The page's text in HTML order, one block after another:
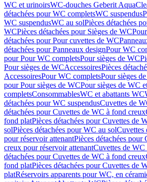
WC et urinoirsWC-douches Geberit
détachées pour WC completsWC suspendus
WC suspendusWC au solPièces détachées
WCPièces détachées pour Sièges de WC
détachées pour Pour cuvettes de WC
détachées pour Panneaux designPour WC
pour Pour WC completsPour sièges de WC
Pour sièges de WCAccessoiresPièces
AccessoiresPour WC completsPour sièges
pour Pour sièges de WCPour sièges de WC
completsConsommablesWC et abattants WC
détachées pour WC suspendusCuvettes de
détachées pour Cuvettes de WC à fond creux
fond platPièces détachées pour Cuvettes de
solPièces détachées pour WC au solCuvettes
pour réservoir attenantPièces détachées
creux pour réservoir attenantCuvettes de
détachées pour Cuvettes de WC à fond creux
fond platPièces détachées pour Cuvettes de
platRéservoirs apparents pour WC, en